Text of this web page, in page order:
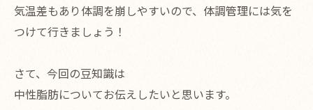
気温差もあり体調を崩しやすいので、体調管理には気を
つけて行きましょう！
さて、今回の豆知識は
中性脂肪についてお伝えしたいと思います。